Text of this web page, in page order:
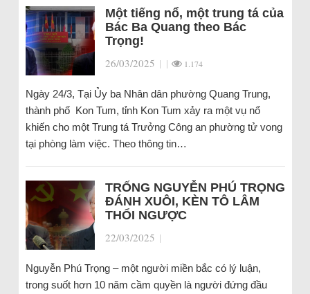
Một tiếng nổ, một trung tá của
Bác Ba Quang theo Bác
Trọng!
26/03/2025 | | 1.174
Ngày 24/3, Tại Ủy ba Nhân dân phường Quang Trung,
thành phố Kon Tum, tỉnh Kon Tum xảy ra một vụ nổ
khiến cho một Trung tá Trưởng Công an phường tử vong
tại phòng làm việc. Theo thông tin…
TRỐNG NGUYỄN PHÚ TRỌNG
ĐÁNH XUÔI, KÈN TÔ LÂM
THỔI NGƯỢC
22/03/2025 |
Nguyễn Phú Trọng – một người miền bắc có lý luận,
trong suốt hơn 10 năm cầm quyền là người đứng đầu